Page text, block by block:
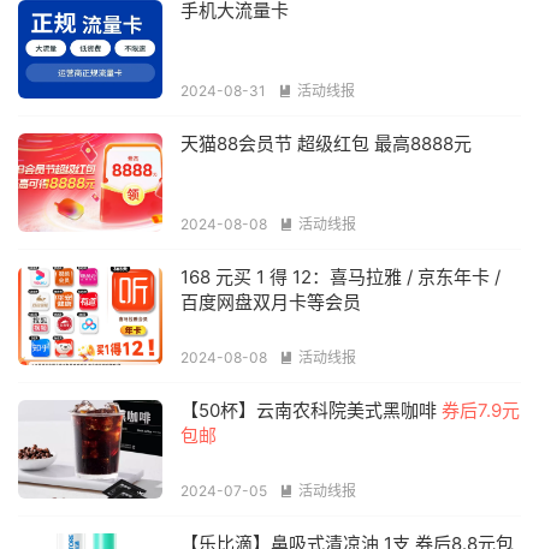
手机大流量卡
2024-08-31  活动线报
天猫88会员节 超级红包 最高8888元
2024-08-08  活动线报
168 元买 1 得 12：喜马拉雅 / 京东年卡 /
百度网盘双月卡等会员
2024-08-08  活动线报
【50杯】云南农科院美式黑咖啡 券后7.9元
包邮
2024-07-05  活动线报
【乐比滴】鼻吸式清凉油 1支 券后8.8元包